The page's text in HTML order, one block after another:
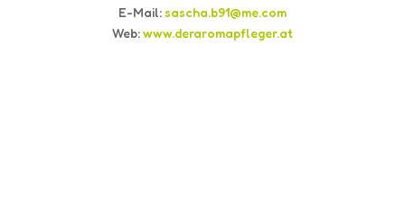
E-Mail:sascha.b91@me.com
Web:www.deraromapfleger.at